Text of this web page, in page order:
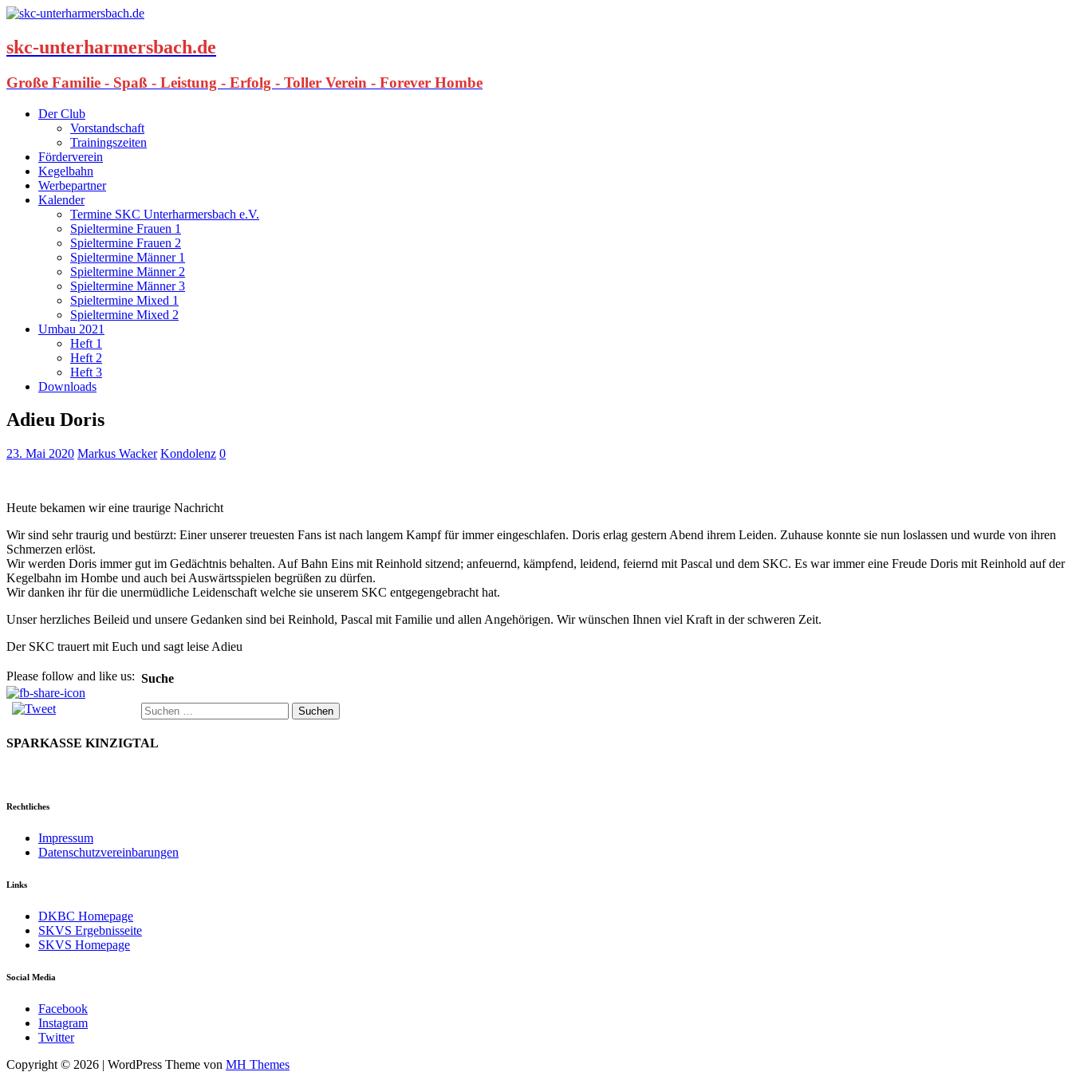
skc-unterharmersbach.de
Große Familie - Spaß - Leistung - Erfolg - Toller Verein - Forever Hombe
Der Club
Vorstandschaft
Trainingszeiten
Förderverein
Kegelbahn
Werbepartner
Kalender
Termine SKC Unterharmersbach e.V.
Spieltermine Frauen 1
Spieltermine Frauen 2
Spieltermine Männer 1
Spieltermine Männer 2
Spieltermine Männer 3
Spieltermine Mixed 1
Spieltermine Mixed 2
Umbau 2021
Heft 1
Heft 2
Heft 3
Downloads
Adieu Doris
23. Mai 2020 Markus Wacker Kondolenz 0
Heute bekamen wir eine traurige Nachricht
Wir sind sehr traurig und bestürzt: Einer unserer treuesten Fans ist nach langem Kampf für immer eingeschlafen. Doris erlag gestern Abend ihrem Leiden. Zuhause konnte sie nun loslassen und wurde von ihren
Schmerzen erlöst.
Wir werden Doris immer gut im Gedächtnis behalten. Auf Bahn Eins mit Reinhold sitzend; anfeuernd, kämpfend, leidend, feiernd mit Pascal und dem SKC. Es war immer eine Freude Doris mit Reinhold auf der
Kegelbahn im Hombe und auch bei Auswärtsspielen begrüßen zu dürfen.
Wir danken ihr für die unermüdliche Leidenschaft welche sie unserem SKC entgegengebracht hat.
Unser herzliches Beileid und unsere Gedanken sind bei Reinhold, Pascal mit Familie und allen Angehörigen. Wir wünschen Ihnen viel Kraft in der schweren Zeit.
Der SKC trauert mit Euch und sagt leise Adieu
Please follow and like us: Suche
Suchen
nach:
SPARKASSE KINZIGTAL
Rechtliches
Impressum
Datenschutzvereinbarungen
Links
DKBC Homepage
SKVS Ergebnisseite
SKVS Homepage
Social Media
Facebook
Instagram
Twitter
Copyright © 2026 | WordPress Theme von MH Themes